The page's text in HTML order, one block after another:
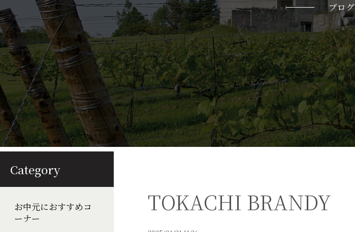
ブログ
Category
お中元におすすめコ
ーナー
TOKACHI BRANDY